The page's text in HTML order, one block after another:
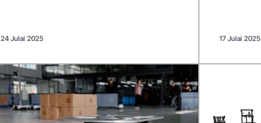
24 Julai 2025 17 Julai 2025